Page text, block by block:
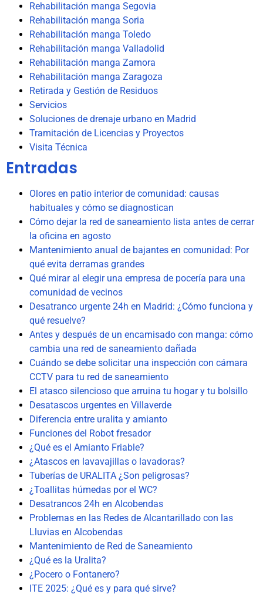
Rehabilitación manga Segovia
Rehabilitación manga Soria
Rehabilitación manga Toledo
Rehabilitación manga Valladolid
Rehabilitación manga Zamora
Rehabilitación manga Zaragoza
Retirada y Gestión de Residuos
Servicios
Soluciones de drenaje urbano en Madrid
Tramitación de Licencias y Proyectos
Visita Técnica
Entradas
Olores en patio interior de comunidad: causas
habituales y cómo se diagnostican
Cómo dejar la red de saneamiento lista antes de cerrar
la oficina en agosto
Mantenimiento anual de bajantes en comunidad: Por
qué evita derramas grandes
Qué mirar al elegir una empresa de pocería para una
comunidad de vecinos
Desatranco urgente 24h en Madrid: ¿Cómo funciona y
qué resuelve?
Antes y después de un encamisado con manga: cómo
cambia una red de saneamiento dañada
Cuándo se debe solicitar una inspección con cámara
CCTV para tu red de saneamiento
El atasco silencioso que arruina tu hogar y tu bolsillo
Desatascos urgentes en Villaverde
Diferencia entre uralita y amianto
Funciones del Robot fresador
¿Qué es el Amianto Friable?
¿Atascos en lavavajillas o lavadoras?
Tuberías de URALITA ¿Son peligrosas?
¿Toallitas húmedas por el WC?
Desatrancos 24h en Alcobendas
Problemas en las Redes de Alcantarillado con las
Lluvias en Alcobendas
Mantenimiento de Red de Saneamiento
¿Qué es la Uralita?
¿Pocero o Fontanero?
ITE 2025: ¿Qué es y para qué sirve?